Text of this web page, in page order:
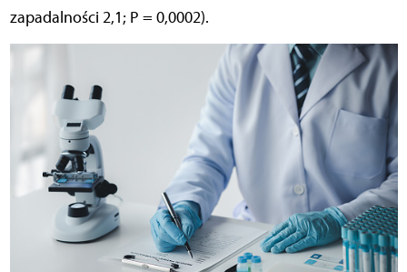
zapadalności 2,1; P = 0,0002).